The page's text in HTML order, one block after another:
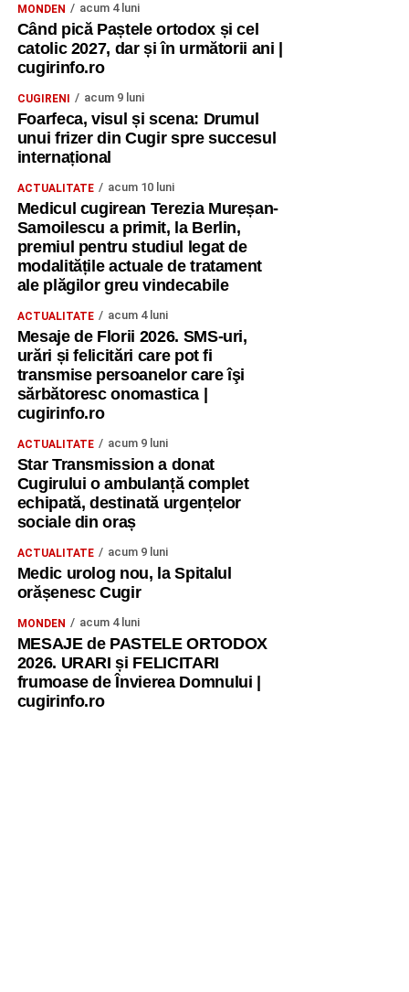
MONDEN acum 4 luni
Când pică Paștele ortodox și cel
catolic 2027, dar și în următorii ani |
cugirinfo.ro
CUGIRENI acum 9 luni
Foarfeca, visul și scena: Drumul
unui frizer din Cugir spre succesul
internațional
ACTUALITATE acum 10 luni
Medicul cugirean Terezia Mureșan-
Samoilescu a primit, la Berlin,
premiul pentru studiul legat de
modalitățile actuale de tratament
ale plăgilor greu vindecabile
ACTUALITATE acum 4 luni
Mesaje de Florii 2026. SMS-uri,
urări și felicitări care pot fi
transmise persoanelor care îşi
sărbătoresc onomastica |
cugirinfo.ro
ACTUALITATE acum 9 luni
Star Transmission a donat
Cugirului o ambulanță complet
echipată, destinată urgențelor
sociale din oraș
ACTUALITATE acum 9 luni
Medic urolog nou, la Spitalul
orășenesc Cugir
MONDEN acum 4 luni
MESAJE de PASTELE ORTODOX
2026. URARI și FELICITARI
frumoase de Învierea Domnului |
cugirinfo.ro